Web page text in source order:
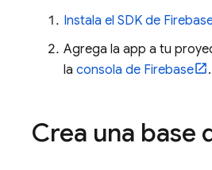
Instala el SDK de
Agrega la app a tu
la consola de Firebase .
Crea una base